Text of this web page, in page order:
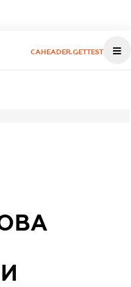
CAHEADER.GETTEST